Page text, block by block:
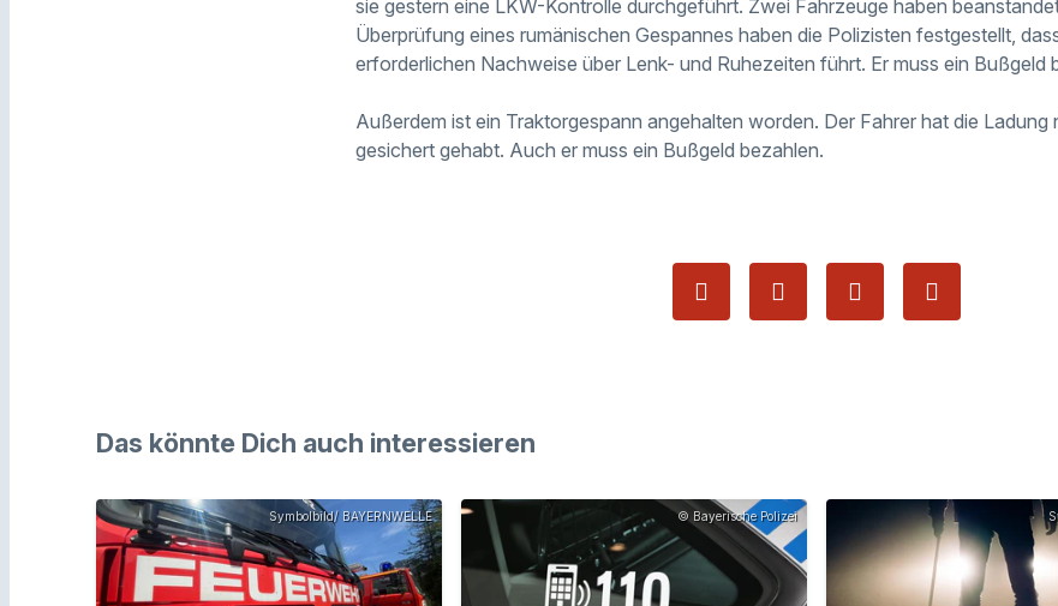
sie gestern eine LKW-Kontrolle durchgeführt. Zwei Fahrzeuge haben
Überprüfung eines rumänischen Gespannes haben die Polizisten festgestellt,
erforderlichen Nachweise über Lenk- und Ruhezeiten führt. Er muss ein Bußgeld
Außerdem ist ein Traktorgespann angehalten worden. Der Fahrer hat die Ladung
gesichert gehabt. Auch er muss ein Bußgeld bezahlen.
Das könnte Dich auch interessieren
Symbolbild/ BAYERNWELLE © Bayerische Polizei